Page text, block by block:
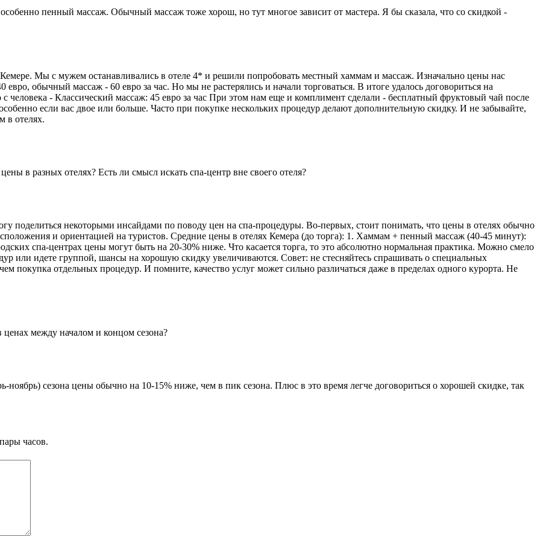
пенный массаж. Обычный массаж тоже хорош, но тут многое зависит от мастера. Я бы сказала, что со скидкой -
Мы с мужем останавливались в отеле 4* и решили попробовать местный хаммам и массаж. Изначально цены нас
обычный массаж - 60 евро за час. Но мы не растерялись и начали торговаться. В итоге удалось договориться на
- Классический массаж: 45 евро за час При этом нам еще и комплимент сделали - бесплатный фруктовый чай после
если вас двое или больше. Часто при покупке нескольких процедур делают дополнительную скидку. И не забывайте,
в отелях.
в разных отелях? Есть ли смысл искать спа-центр вне своего отеля?
поделиться некоторыми инсайдами по поводу цен на спа-процедуры. Во-первых, стоит понимать, что цены в отелях обычно
и ориентацией на туристов. Средние цены в отелях Кемера (до торга): 1. Хаммам + пенный массаж (40-45 минут):
спа-центрах цены могут быть на 20-30% ниже. Что касается торга, то это абсолютно нормальная практика. Можно смело
или идете группой, шансы на хорошую скидку увеличиваются. Совет: не стесняйтесь спрашивать о специальных
покупка отдельных процедур. И помните, качество услуг может сильно различаться даже в пределах одного курорта. Не
ценах между началом и концом сезона?
ноябрь) сезона цены обычно на 10-15% ниже, чем в пик сезона. Плюс в это время легче договориться о хорошей скидке, так
часов.